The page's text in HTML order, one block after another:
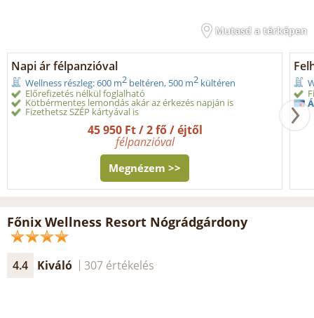
Mutasd a térképen
Napi ár félpanzióval
Wellness részleg: 600 m2 beltéren, 500 m2 kültéren
Előrefizetés nélkül foglalható
Kötbérmentes lemondás akár az érkezés napján is
Fizethetsz SZÉP kártyával is
45 950 Ft / 2 fő / éjtől
félpanzióval
Megnézem >>
Főnix Wellness Resort Nógrádgárdony
4.4 Kiváló 307 értékelés